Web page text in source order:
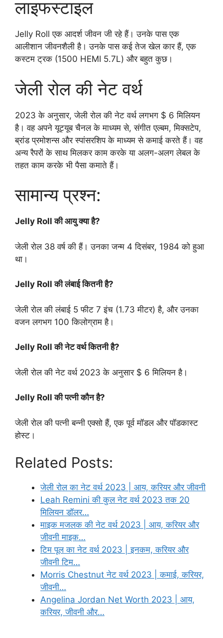
लाइफस्टाइल
Jelly Roll एक आदर्श जीवन जी रहे हैं। उनके पास एक
आलीशान जीवनशैली है। उनके पास कई तेज खेल कार हैं, एक
कस्टम ट्रक (1500 HEMI 5.7L) और बहुत कुछ।
जेली रोल की नेट वर्थ
2023 के अनुसार, जेली रोल की नेट वर्थ लगभग $ 6 मिलियन
है। वह अपने यूट्यूब चैनल के माध्यम से, संगीत एल्बम, मिक्सटेप,
ब्रांड प्रमोशन्स और स्पांसरशिप के माध्यम से कमाई करते हैं। वह
अन्य रैपरों के साथ मिलकर काम करके या अलग-अलग लेबल के
तहत काम करके भी पैसा कमाते हैं।
सामान्य प्रश्न:
Jelly Roll की आयु क्या है?
जेली रोल 38 वर्ष की हैं। उनका जन्म 4 दिसंबर, 1984 को हुआ
था।
Jelly Roll की लंबाई कितनी है?
जेली रोल की लंबाई 5 फीट 7 इंच (1.73 मीटर) है, और उनका
वजन लगभग 100 किलोग्राम है।
Jelly Roll की नेट वर्थ कितनी है?
जेली रोल की नेट वर्थ 2023 के अनुसार $ 6 मिलियन है।
Jelly Roll की पत्नी कौन है?
जेली रोल की पत्नी बन्नी एक्सो हैं, एक पूर्व मॉडल और पॉडकास्ट
होस्ट।
Related Posts:
जेली रोल का नेट वर्थ 2023 | आय, करियर और जीवनी
Leah Remini की कुल नेट वर्थ 2023 तक 20
मिलियन डॉलर…
माइक मजलक की नेट वर्थ 2023 | आय, करियर और
जीवनी माइक…
टिम पूल का नेट वर्थ 2023 | इनकम, करियर और
जीवनी टिम…
Morris Chestnut नेट वर्थ 2023 | कमाई, करियर,
जीवनी…
Angelina Jordan Net Worth 2023 | आय,
करियर, जीवनी और…